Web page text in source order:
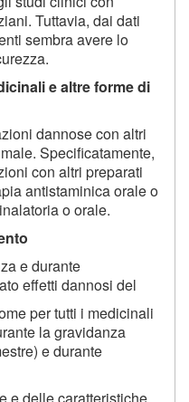
Tuttavia, dai dati
sembra avere lo
e altre forme di
dannose con altri
Specificatamente,
con altri preparati
antistaminica orale o
o orale.
e durante
effetti dannosi del
per tutti i medicinali
la gravidanza
e durante